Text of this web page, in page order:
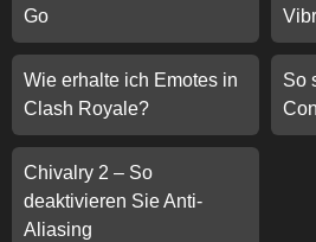
Go
Wie erhalte ich Emotes in
Clash Royale?
So
Chivalry 2 – So
deaktivieren Sie Anti-
Aliasing